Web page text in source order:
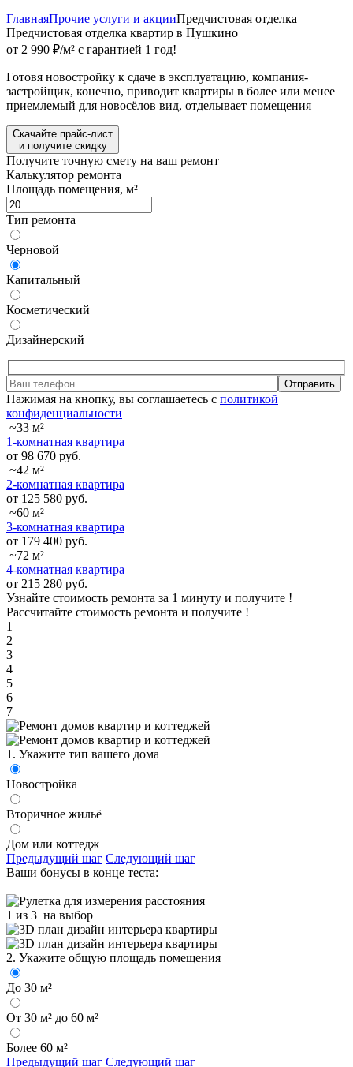
ГлавнаяПрочие услуги и акцииПредчистовая отделка
Предчистовая отделка квартир в Пушкино
от 2 990 ₽/м² с гарантией 1 год!
Готовя новостройку к сдаче в эксплуатацию, компания-
застройщик, конечно, приводит квартиры в более или менее
приемлемый для новосёлов вид, отделывает помещения
Скачайте прайс-лист
и получите скидку
Получите точную смету на ваш ремонт
Калькулятор ремонта
Площадь помещения, м²
Тип ремонта
Черновой
Капитальный
Косметический
Дизайнерский
Отправить
Нажимая на кнопку, вы соглашаетесь с политикой
конфиденциальности
~33 м²
1-комнатная квартира
от 98 670 руб.
~42 м²
2-комнатная квартира
от 125 580 руб.
~60 м²
3-комнатная квартира
от 179 400 руб.
~72 м²
4-комнатная квартира
от 215 280 руб.
Узнайте стоимость ремонта за 1 минуту и получите !
Рассчитайте стоимость ремонта и получите !
1
2
3
4
5
6
7
1. Укажите тип вашего дома
Новостройка
Вторичное жильё
Дом или коттедж
Предыдущий шаг Следующий шаг
Ваши бонусы в конце теста:
1 из 3 на выбор
2. Укажите общую площадь помещения
До 30 м²
От 30 м² до 60 м²
Более 60 м²
Предыдущий шаг Следующий шаг